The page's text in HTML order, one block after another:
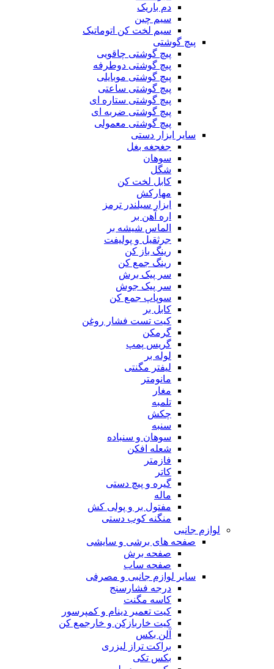
دم باریک
سیم چین
سیم لخت کن اتوماتیک
پیچ گوشتی
پیچ گوشتی چاقویی
پیچ گوشتی دوطرفه
پیچ گوشتی موبایلی
پیچ گوشتی ساعتی
پیچ گوشتی ستاره ای
پیچ گوشتی ضربه ای
پیچ گوشتی معمولی
سایر ابزار دستی
جغجغه بغل
سوهان
شگل
کابل لخت کن
مهارکش
ابزار سیلندر ترمز
اره آهن بر
الماس شیشه بر
جرثقیل و پولیفت
رینگ باز کن
رینگ جمع کن
سر پیک برش
سر پیک جوش
سوپاپ جمع کن
کابل بر
کیت تست فشار روغن
گرمکن
گریس پمپ
لوله بر
لیفتر مگنتی
مانومتر
مغار
تلمبه
چکش
سنبه
سوهان و سنباده
شعله افکن
فازمتر
کاتر
گیره و پیچ دستی
ماله
مفتول بر و پولی کش
منگنه کوب دستی
لوازم جانبی
صفحه های برشی و سایشی
صفحه برش
صفحه ساب
سایر لوازم جانبی و مصرفی
درجه فشارسنج
کاسه مگنت
کیت تعمیر دینام و کمپرسور
کیت خاربازکن و خارجمع کن
آلن بکس
براکت تراز لیزری
بکس تکی